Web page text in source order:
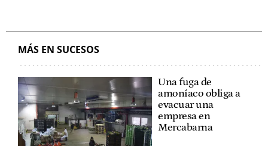
MÁS EN SUCESOS
Una fuga de
amoníaco obliga a
evacuar una
empresa en
Mercabarna